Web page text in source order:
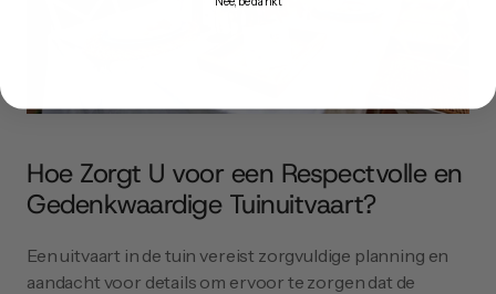
Hoe Zorgt U voor een Respectvolle en
Gedenkwaardige Tuinuitvaart?
Een uitvaart in de tuin vereist zorgvuldige planning en
aandacht voor details om ervoor te zorgen dat de